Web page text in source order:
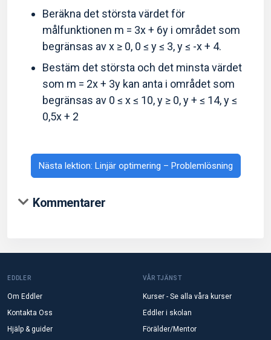
Beräkna det största värdet för
målfunktionen m = 3x + 6y i området som
begränsas av x ≥ 0, 0 ≤ y ≤ 3, y ≤ -x + 4.
Bestäm det största och det minsta värdet
som m = 2x + 3y kan anta i området som
begränsas av 0 ≤ x ≤ 10, y ≥ 0, y + ≤ 14, y ≤
0,5x + 2
Nästa lektion: Linjär optimering – Problemlösning
Kommentarer
EDDLER
Om Eddler
Kontakta Oss
Hjälp & guider
VÅR TJÄNST
Kurser - Se alla våra kurser
Eddler i skolan
Förälder/Mentor